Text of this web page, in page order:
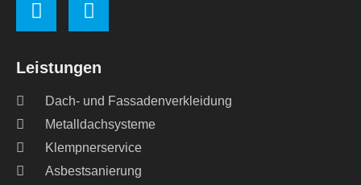
Leistungen
Dach- und Fassadenverkleidung
Metalldachsysteme
Klempnerservice
Asbestsanierung